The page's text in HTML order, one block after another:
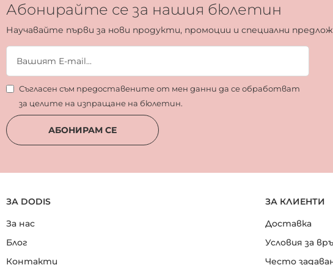
Абонирайте се за нашия бюлетин
Научавайте първи за нови продукти, промоции и специални
Съгласен съм предоставените от мен данни да се обработват
за целите на изпращане на бюлетин.
АБОНИРАМ СЕ
ЗА DODIS
За нас
Блог
Контакти
ЗА КЛИЕНТИ
Доставка
Условия за
Често